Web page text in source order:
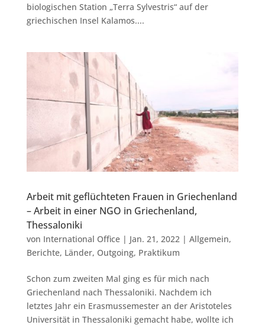
biologischen Station „Terra Sylvestris“ auf der
griechischen Insel Kalamos....
Arbeit mit geflüchteten Frauen in Griechenland
– Arbeit in einer NGO in Griechenland,
Thessaloniki
von International Office| Jan. 21, 2022| Allgemein,
Berichte, Länder, Outgoing, Praktikum
Schon zum zweiten Mal ging es für mich nach
Griechenland nach Thessaloniki. Nachdem ich
letztes Jahr ein Erasmussemester an der Aristoteles
Universität in Thessaloniki gemacht habe, wollte ich